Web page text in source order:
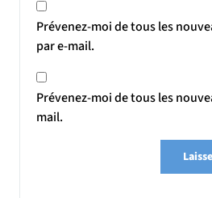
Prévenez-moi de tous les
par e-mail.
Prévenez-moi de tous les
mail.